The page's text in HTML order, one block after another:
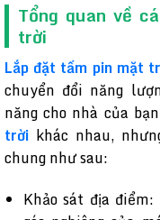
Tổng quan về
trời
Lắp đặt tấm pin mặt
chuyển đổi năng
năng cho nhà của
trời khác nhau,
chung như sau:
Khảo sát địa